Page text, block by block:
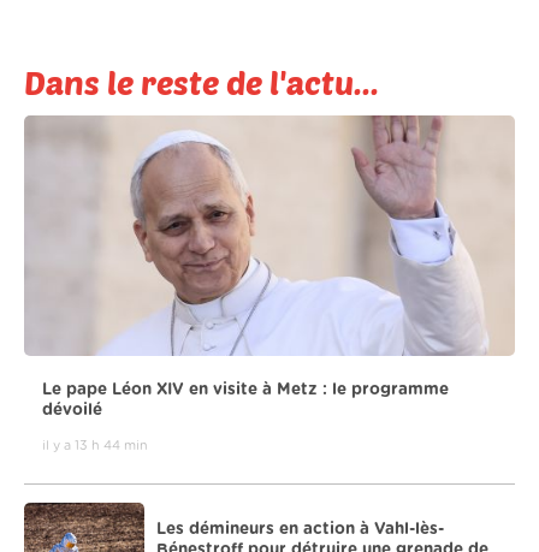
Dans le reste de l'actu...
Le pape Léon XIV en visite à Metz : le programme
dévoilé
il y a 13 h 44 min
Les démineurs en action à Vahl-lès-